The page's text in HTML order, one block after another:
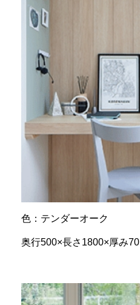
色：テンダーオーク
奥行500×長さ1800×厚み70